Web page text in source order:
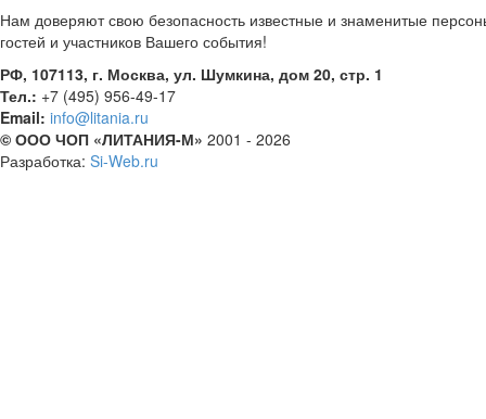
Нам доверяют свою безопасность известные и знаменитые
гостей и участников Вашего события!
РФ, 107113, г. Москва, ул. Шумкина, дом 20, стр. 1
Тел.: +7 (495) 956-49-17
Email: info@litania.ru
© ООО ЧОП «ЛИТАНИЯ-М» 2001 - 2026
Разработка: Si-Web.ru